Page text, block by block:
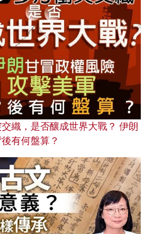
織，是否釀成世界大戰？ 伊朗
有何盤算？